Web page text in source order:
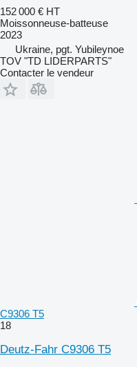
152 000 € HT
Moissonneuse-batteuse
2023
Ukraine, pgt. Yubileynoe
TOV "TD LIDERPARTS"
Contacter le vendeur
C9306 T5
18
Deutz-Fahr C9306 T5